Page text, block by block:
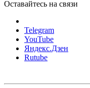
Оставайтесь на связи
Telegram
YouTube
Яндекс.Дзен
Rutube